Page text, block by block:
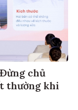
chủ
thường khi